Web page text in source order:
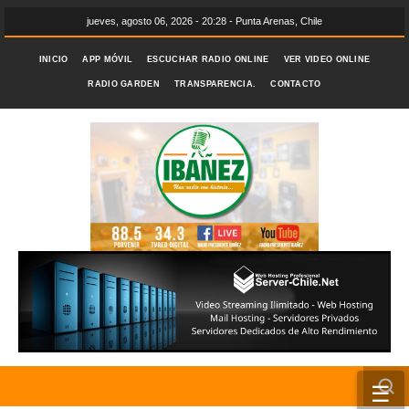
jueves, agosto 06, 2026 - 20:28 - Punta Arenas, Chile
INICIO APP MÓVIL ESCUCHAR RADIO ONLINE VER VIDEO ONLINE
RADIO GARDEN TRANSPARENCIA. CONTACTO
☰